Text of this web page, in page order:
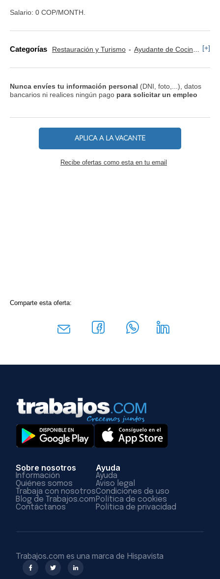
Salario: 0 COP/MONTH.
Categorías Restauración y Turismo Ayudante de Cocina [+]
Nunca envíes tu información personal (DNI, foto,...), datos
bancarios ni realices ningún pago para solicitar un empleo
APLICA A LA VACANTE
Recibe ofertas como esta en tu email
Comparte esta oferta:
Sobre nosotros
Información
Quiénes somos
Trabaja con nosotros
Blog de Trabajos.com
Contáctanos
Ayuda
Ayuda
Aviso legal
Condiciones de uso
Política de cookies
Política de privacidad
Trabajos.com es una marca de Hispavista